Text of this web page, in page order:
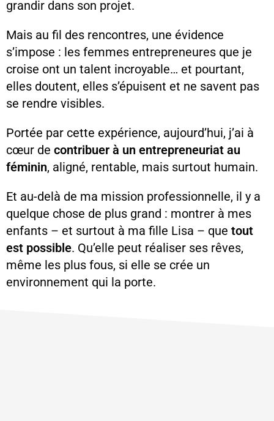
grandir dans son projet.
Mais au fil des rencontres, une évidence
s’impose : les femmes entrepreneures que je
croise ont un talent incroyable… et pourtant,
elles doutent, elles s’épuisent et ne savent pas
se rendre visibles.
Portée par cette expérience, aujourd’hui, j’ai à
cœur de contribuer à un entrepreneuriat au
féminin, aligné, rentable, mais surtout humain.
Et au-delà de ma mission professionnelle, il y a
quelque chose de plus grand : montrer à mes
enfants – et surtout à ma fille Lisa – que tout
est possible. Qu’elle peut réaliser ses rêves,
même les plus fous, si elle se crée un
environnement qui la porte.